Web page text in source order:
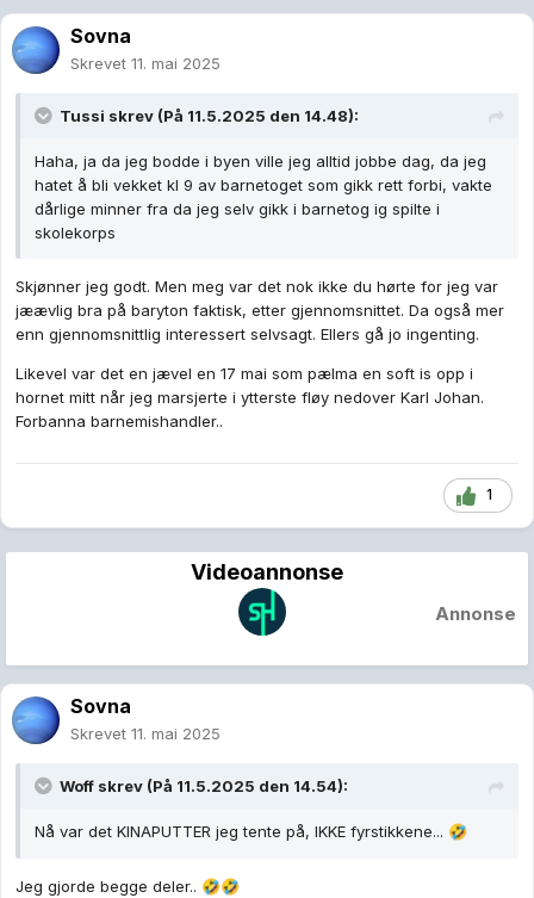
Sovna
Skrevet 11. mai 2025
Tussi skrev (På 11.5.2025 den 14.48):
Haha, ja da jeg bodde i byen ville jeg alltid jobbe dag, da jeg
hatet å bli vekket kl 9 av barnetoget som gikk rett forbi, vakte
dårlige minner fra da jeg selv gikk i barnetog ig spilte i
skolekorps
Skjønner jeg godt. Men meg var det nok ikke du hørte for jeg var
jæævlig bra på baryton faktisk, etter gjennomsnittet. Da også mer
enn gjennomsnittlig interessert selvsagt. Ellers gå jo ingenting.
Likevel var det en jævel en 17 mai som pælma en soft is opp i
hornet mitt når jeg marsjerte i ytterste fløy nedover Karl Johan.
Forbanna barnemishandler..
1
Videoannonse
Annonse
Sovna
Skrevet 11. mai 2025
Woff skrev (På 11.5.2025 den 14.54):
Nå var det KINAPUTTER jeg tente på, IKKE fyrstikkene... 🤣
Jeg gjorde begge deler.. 🤣🤣